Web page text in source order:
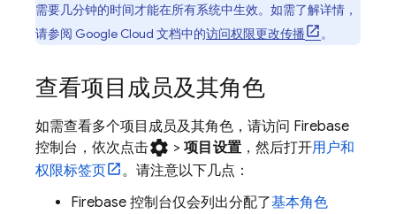
需要几分钟的时间才能在所有系统中生效。如需了解详情，
请参阅 Google Cloud 文档中的访问权限更改传播 。
查看项目成员及其角色
如需查看多个项目成员及其角色，请访问 Firebase
控制台，依次点击settings > 项目设置 ，然后打开用户和
权限标签页
。请注意以下几点：
Firebase 控制台仅会列出分配了基本角色